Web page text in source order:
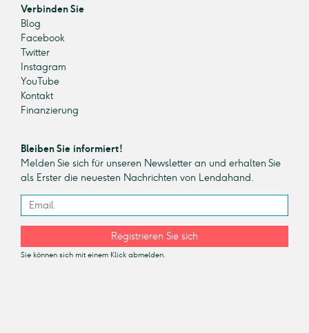
Verbinden Sie
Blog
Facebook
Twitter
Instagram
YouTube
Kontakt
Finanzierung
Bleiben Sie informiert!
Melden Sie sich für unseren Newsletter an und erhalten Sie
als Erster die neuesten Nachrichten von Lendahand.
Registrieren Sie sich
Sie können sich mit einem Klick abmelden.